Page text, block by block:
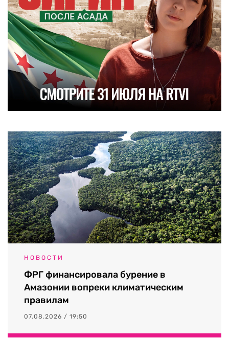
НОВОСТИ
ФРГ финансировала бурение в
Амазонии вопреки климатическим
правилам
07.08.2026 / 19:50